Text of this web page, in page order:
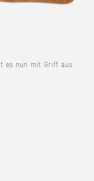
es nun mit Griff aus